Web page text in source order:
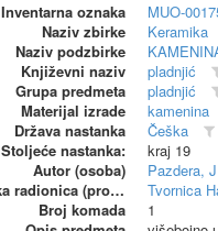
Inventarna oznaka
MUO-
Naziv zbirke
Keramika
Naziv podzbirke
Književni naziv
pladnjić
Grupa predmeta
pladnjić
Materijal izrade
kamenina
Država nastanka
Češka
Stoljeće nastanka:
kraj 19
Autor (osoba)
Pazdera,
Autorska radionica (proizvođač)
Tvornica
Broj komada
1